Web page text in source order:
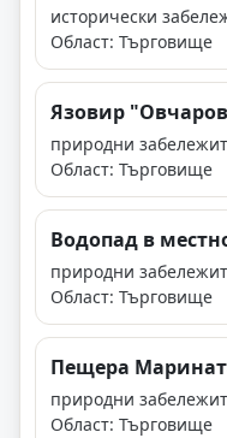
исторически
Област: Търговище
Язовир
природни
Област: Търговище
Водопад в
природни
Област: Търговище
Пещера
природни
Област: Търговище